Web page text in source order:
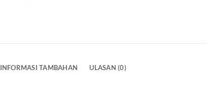
INFORMASI TAMBAHAN ULASAN (0)